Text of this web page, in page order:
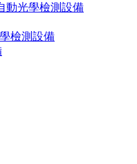
動光學檢測設備
檢測設備